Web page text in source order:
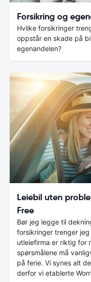
Forsikring og
Hvilke forsikringer
oppstår en skade på
egenandelen?
Leiebil uten
Free
Bør jeg legge til
forsikringer trenger
utleiefirma er riktig for
spørsmålene må
på ferie. Vi synes alt
derfor vi etablerte